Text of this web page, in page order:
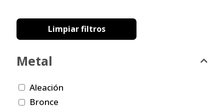
Limpiar filtros
Metal
Aleación
Bronce